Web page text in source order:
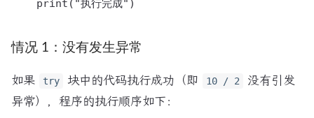
情况 1：没有发生异常
如果 try 块中的代码执行成功（即 10 / 2
没有引发
异常），程序的执行顺序如下：